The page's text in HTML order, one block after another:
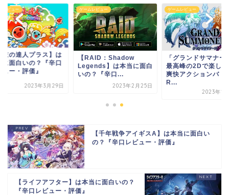
レビュー
鼓の達人プラス】は
に面白いの？『辛口
ュー・評価』
2023年3月29日
ゲームレビュー
【RAID：Shadow
Legends】は本当に面白
いの？『辛口...
2023年2月25日
ゲームレビュー
「グランドサマナー
最高峰の2Dで楽し
爽快アクションバト
R...
2023年1
【千年戦争アイギスA】は本当に面白い
の？『辛口レビュー・評価』
【ライフアフター】は本当に面白いの？
『辛口レビュー・評価』